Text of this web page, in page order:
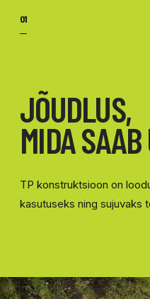
01
JÕUDLUS,
MIDA
TP konstruktsioon on
kasutuseks ning sujuvaks